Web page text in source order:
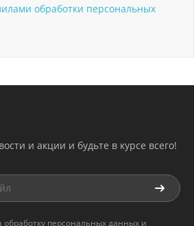
обработки персональных
и акции и будьте в курсе всего!
обработку персональных данных и